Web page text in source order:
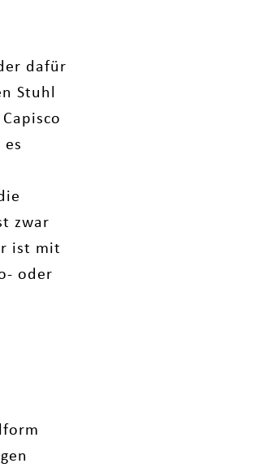
dafür
Stuhl
zwar
ist mit
oder